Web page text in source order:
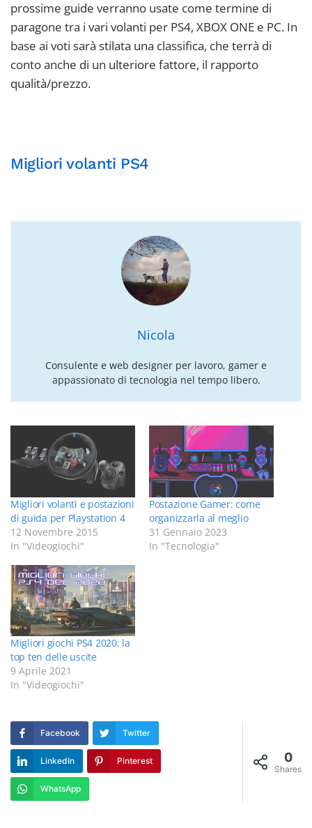
prossime guide verranno usate come termine di
paragone tra i vari volanti per PS4, XBOX ONE e PC. In
base ai voti sarà stilata una classifica, che terrà di
conto anche di un ulteriore fattore, il rapporto
qualità/prezzo.
Migliori volanti PS4
Nicola
Consulente e web designer per lavoro, gamer e
appassionato di tecnologia nel tempo libero.
Migliori volanti e postazioni
di guida per Playstation 4
12 Novembre 2015
In "Videogiochi"
Postazione Gamer: come
organizzarla al meglio
31 Gennaio 2023
In "Tecnologia"
Migliori giochi PS4 2020: la
top ten delle uscite
9 Aprile 2021
In "Videogiochi"
0
Shares
Facebook Twitter
LinkedIn Pinterest
WhatsApp